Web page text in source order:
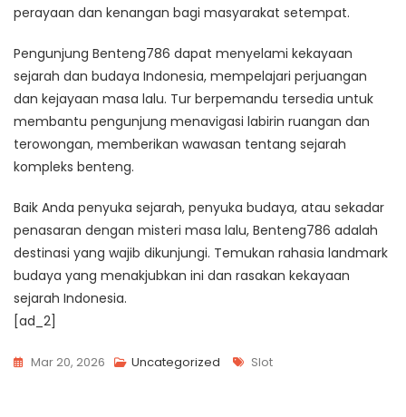
perayaan dan kenangan bagi masyarakat setempat.
Pengunjung Benteng786 dapat menyelami kekayaan
sejarah dan budaya Indonesia, mempelajari perjuangan
dan kejayaan masa lalu. Tur berpemandu tersedia untuk
membantu pengunjung menavigasi labirin ruangan dan
terowongan, memberikan wawasan tentang sejarah
kompleks benteng.
Baik Anda penyuka sejarah, penyuka budaya, atau sekadar
penasaran dengan misteri masa lalu, Benteng786 adalah
destinasi yang wajib dikunjungi. Temukan rahasia landmark
budaya yang menakjubkan ini dan rasakan kekayaan
sejarah Indonesia.
[ad_2]
Mar 20, 2026 Uncategorized Tags
Slot